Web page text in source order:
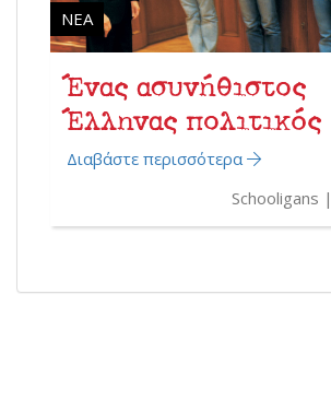
ΝΈΑ
Ένας ασυνήθιστος
Έλληνας πολιτικός
Διαβάστε περισσότερα
Schooligans